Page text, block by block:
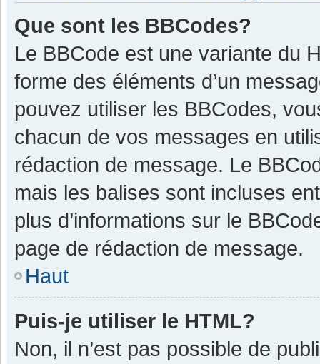
Que sont les BBCodes?
Le BBCode est une variante du
forme des éléments d’un
pouvez utiliser les BBCodes,
chacun de vos messages en
rédaction de message. Le
mais les balises sont incluses
plus d’informations sur le
page de rédaction de message.
Haut
Puis-je utiliser le HTML?
Non, il n’est pas possible de